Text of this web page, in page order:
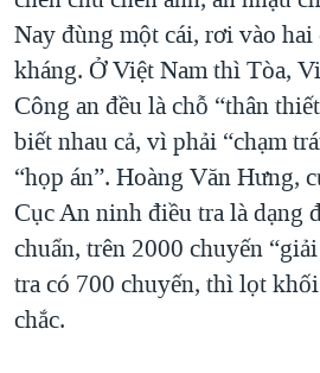
Nay đùng một cái, rơi vào
kháng. Ở Việt Nam thì Tòa,
Công an đều là chỗ “thân
biết nhau cả, vì phải “chạm
“họp án”. Hoàng Văn Hưng,
Cục An ninh điều tra là dạng
chuẩn, trên 2000 chuyến
tra có 700 chuyến, thì lọt
chắc.